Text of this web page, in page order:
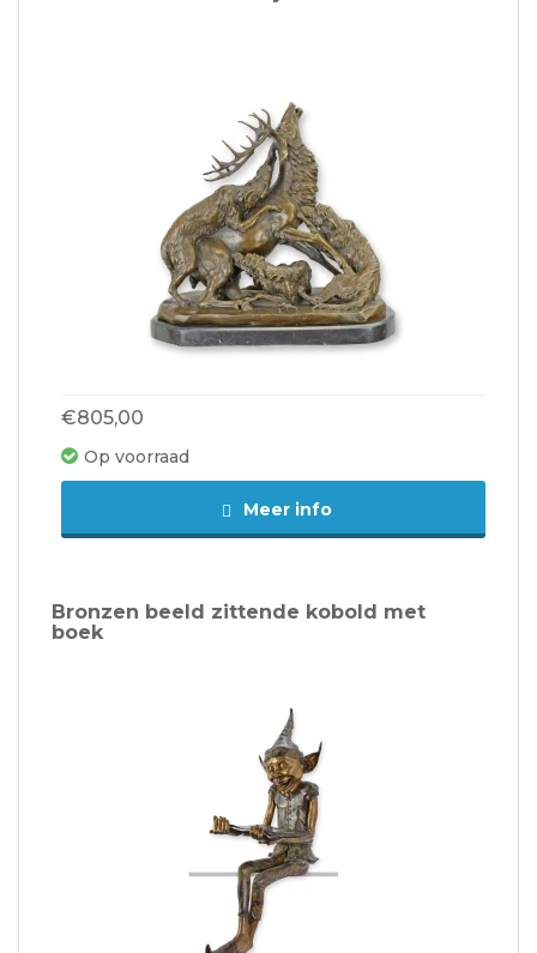
€805,00
Op voorraad
Meer info
Bronzen beeld zittende kobold met
boek